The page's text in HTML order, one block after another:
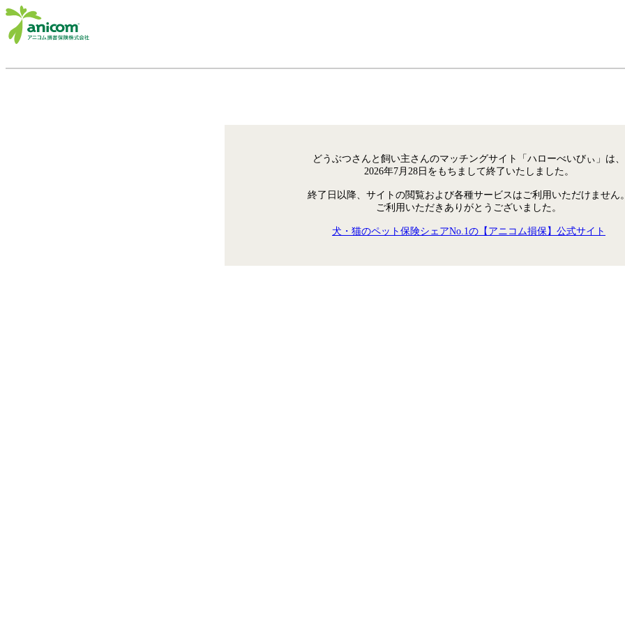
どうぶつさんと飼い主さんのマッチングサイト「ハローべいびぃ」は、
2026年7月28日をもちまして終了いたしました。
終了日以降、サイトの閲覧および各種サービスはご利用いただけません
ご利用いただきありがとうございました。
犬・猫のペット保険シェアNo.1の【アニコム損保】公式サイト